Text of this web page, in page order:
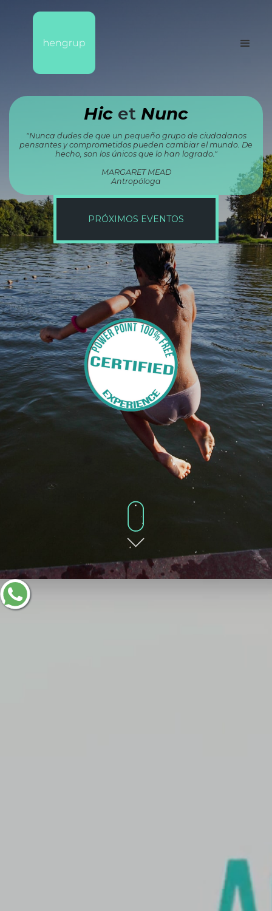
Hic et Nunc
"Nunca dudes de que un pequeño grupo de ciudadanos
pensantes y comprometidos pueden cambiar el mundo. De
hecho, son los únicos que lo han logrado."
MARGARET MEAD
Antropóloga
PRÓXIMOS EVENTOS